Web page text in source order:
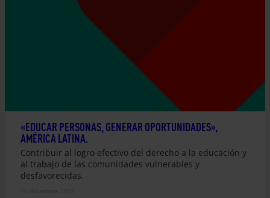
«EDUCAR PERSONAS, GENERAR OPORTUNIDADES»,
AMÉRICA LATINA.
Contribuir al logro efectivo del derecho a la educación y
al trabajo de las comunidades vulnerables y
desfavorecidas.